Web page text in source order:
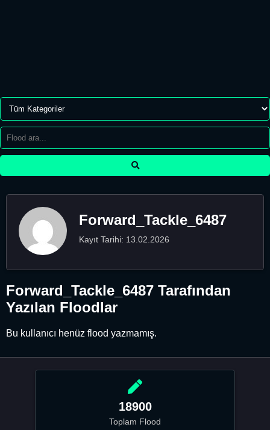
Forward_Tackle_6487
Kayıt Tarihi: 13.02.2026
Forward_Tackle_6487 Tarafından
Yazılan Floodlar
Bu kullanıcı henüz flood yazmamış.
18900
Toplam Flood